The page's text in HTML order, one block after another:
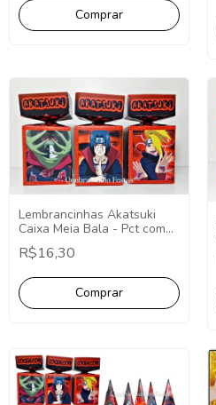
Lembrancinhas Akatsuki
Caixa Meia Bala - Pct com
10
R$16,30